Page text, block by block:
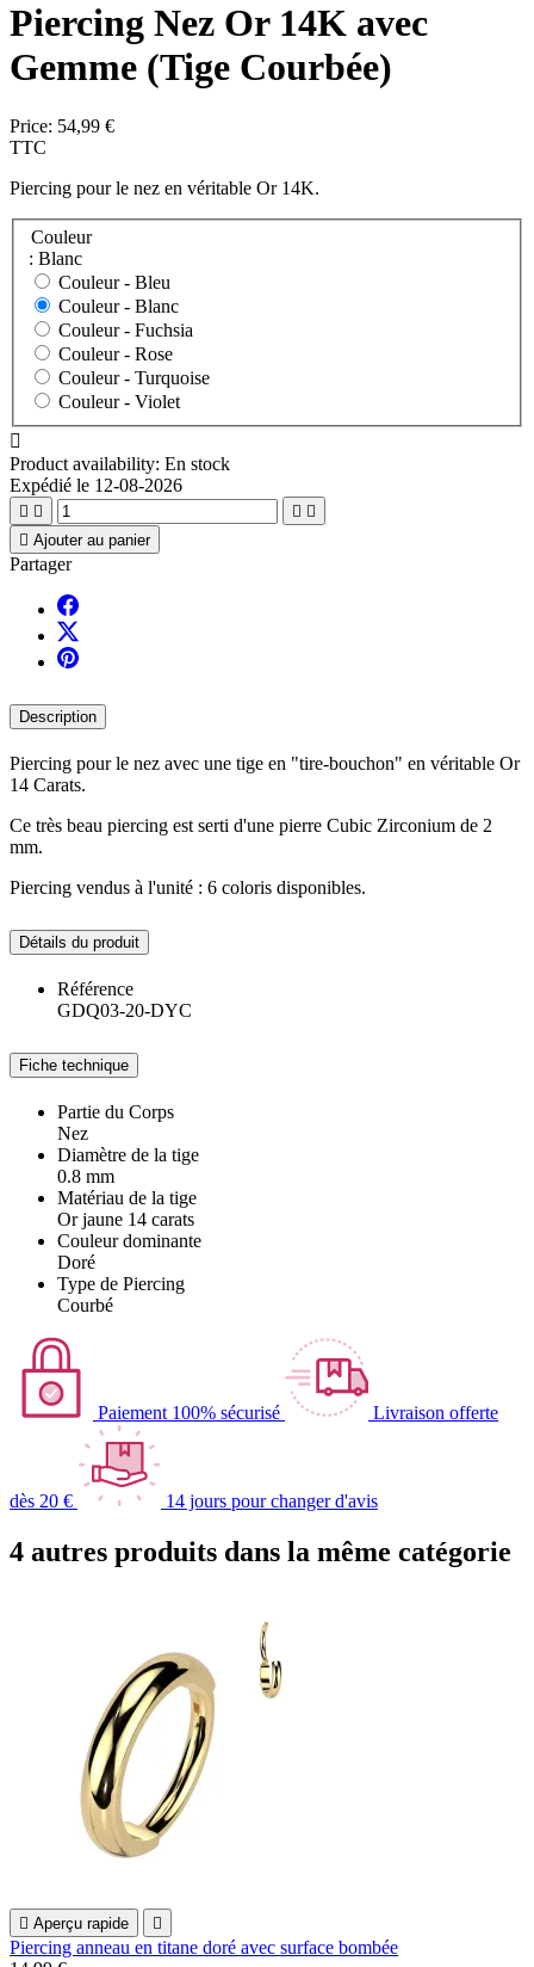
Piercing Nez Or 14K avec
Gemme (Tige Courbée)
Price: 54,99 €
TTC
Piercing pour le nez en véritable Or 14K.
Couleur
: Blanc
Couleur - Bleu
Couleur - Blanc
Couleur - Fuchsia
Couleur - Rose
Couleur - Turquoise
Couleur - Violet

Product availability: En stock
Expédié le 12-08-2026
   
 Ajouter au panier
Partager
Description
Piercing pour le nez avec une tige en "tire-bouchon" en véritable Or
14 Carats.
Ce très beau piercing est serti d'une pierre Cubic Zirconium de 2
mm.
Piercing vendus à l'unité : 6 coloris disponibles.
Détails du produit
Référence
GDQ03-20-DYC
Fiche technique
Partie du Corps
Nez
Diamètre de la tige
0.8 mm
Matériau de la tige
Or jaune 14 carats
Couleur dominante
Doré
Type de Piercing
Courbé
Paiement 100% sécurisé Livraison offerte
dès 20 € 14 jours pour changer d'avis
4 autres produits dans la même catégorie
 Aperçu rapide 
Piercing anneau en titane doré avec surface bombée